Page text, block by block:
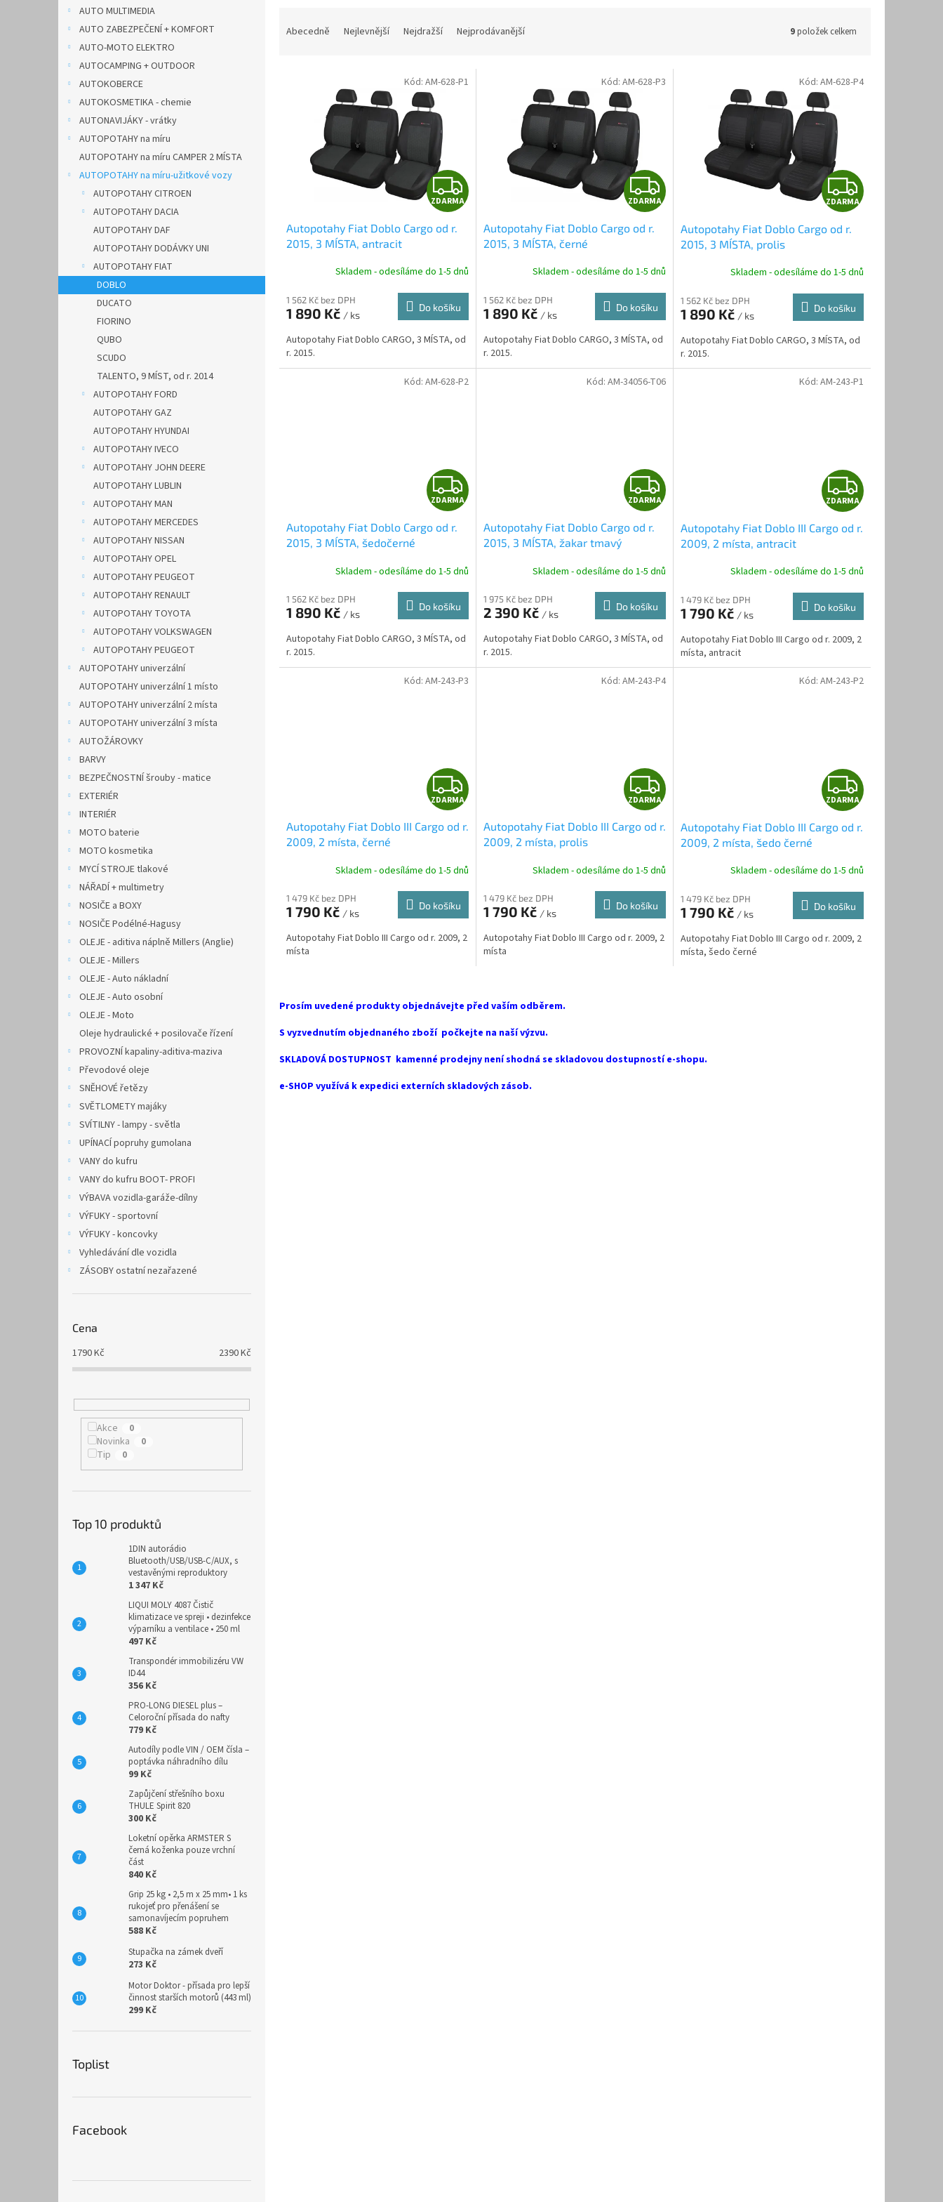
AUTO MULTIMEDIA
AUTO ZABEZPEČENÍ + KOMFORT
AUTO-MOTO ELEKTRO
AUTOCAMPING + OUTDOOR
AUTOKOBERCE
AUTOKOSMETIKA - chemie
AUTONAVIJÁKY - vrátky
AUTOPOTAHY na míru
AUTOPOTAHY na míru CAMPER 2 MÍSTA
AUTOPOTAHY na míru-užitkové vozy
AUTOPOTAHY CITROEN
AUTOPOTAHY DACIA
AUTOPOTAHY DAF
AUTOPOTAHY DODÁVKY UNI
AUTOPOTAHY FIAT
DOBLO
DUCATO
FIORINO
QUBO
SCUDO
TALENTO, 9 MÍST, od r. 2014
AUTOPOTAHY FORD
AUTOPOTAHY GAZ
AUTOPOTAHY HYUNDAI
AUTOPOTAHY IVECO
AUTOPOTAHY JOHN DEERE
AUTOPOTAHY LUBLIN
AUTOPOTAHY MAN
AUTOPOTAHY MERCEDES
AUTOPOTAHY NISSAN
AUTOPOTAHY OPEL
AUTOPOTAHY PEUGEOT
AUTOPOTAHY RENAULT
AUTOPOTAHY TOYOTA
AUTOPOTAHY VOLKSWAGEN
AUTOPOTAHY PEUGEOT
AUTOPOTAHY univerzální
AUTOPOTAHY univerzální 1 místo
AUTOPOTAHY univerzální 2 místa
AUTOPOTAHY univerzální 3 místa
AUTOŽÁROVKY
BARVY
BEZPEČNOSTNÍ šrouby - matice
EXTERIÉR
INTERIÉR
MOTO baterie
MOTO kosmetika
MYCÍ STROJE tlakové
NÁŘADÍ + multimetry
NOSIČE a BOXY
NOSIČE Podélné-Hagusy
OLEJE - aditiva náplně Millers (Anglie)
OLEJE - Millers
OLEJE - Auto nákladní
OLEJE - Auto osobní
OLEJE - Moto
Oleje hydraulické + posilovače řízení
PROVOZNÍ kapaliny-aditiva-maziva
Převodové oleje
SNĚHOVÉ řetězy
SVĚTLOMETY majáky
SVÍTILNY - lampy - světla
UPÍNACÍ popruhy gumolana
VANY do kufru
VANY do kufru BOOT- PROFI
VÝBAVA vozidla-garáže-dílny
VÝFUKY - sportovní
VÝFUKY - koncovky
Vyhledávání dle vozidla
ZÁSOBY ostatní nezařazené
Cena
1790Kč 2390Kč
Akce 0
Novinka 0
Tip 0
Top 10 produktů
1DIN autorádio
Bluetooth/USB/USB-C/AUX, s
vestavěnými reproduktory
1 347 Kč
LIQUI MOLY 4087 Čistič
klimatizace ve spreji • dezinfekce
výparníku a ventilace • 250 ml
497 Kč
Transpondér immobilizéru VW
ID44
356 Kč
PRO-LONG DIESEL plus –
Celoroční přísada do nafty
779 Kč
Autodíly podle VIN / OEM čísla –
poptávka náhradního dílu
99 Kč
Zapůjčení střešního boxu
THULE Spirit 820
300 Kč
Loketní opěrka ARMSTER S
černá koženka pouze vrchní
část
840 Kč
Grip 25 kg • 2,5 m x 25 mm• 1 ks
rukojeť pro přenášení se
samonavíjecím popruhem
588 Kč
Stupačka na zámek dveří
273 Kč
Motor Doktor - přísada pro lepší
činnost starších motorů (443 ml)
299 Kč
Toplist
Facebook
Abecedně Nejlevnější Nejdražší Nejprodávanější 9položek celkem
Z
D
R
M
A
ZDARMA
Autopotahy Fiat Doblo Cargo od r.
2015, 3 MÍSTA, antracit
Skladem - odesíláme do 1-5 dnů
1 562 Kč bez DPH
1 890 Kč / ks
Do košíku
Autopotahy Fiat Doblo CARGO, 3 MÍSTA, od
r. 2015.
Kód: AM-628-P1
Z
D
R
M
A
ZDARMA
Autopotahy Fiat Doblo Cargo od r.
2015, 3 MÍSTA, černé
Skladem - odesíláme do 1-5 dnů
1 562 Kč bez DPH
1 890 Kč / ks
Do košíku
Autopotahy Fiat Doblo CARGO, 3 MÍSTA, od
r. 2015.
Kód: AM-628-P3
Z
D
R
A
ZDARMA
Autopotahy Fiat Doblo Cargo od r.
2015, 3 MÍSTA, prolis
Skladem - odesíláme do 1-5 dnů
1 562 Kč bez DPH
1 890 Kč / ks
Do košíku
Autopotahy Fiat Doblo CARGO, 3 MÍSTA, od
r. 2015.
Kód: AM-628-P4
Z
D
R
M
A
ZDARMA
Autopotahy Fiat Doblo Cargo od r.
2015, 3 MÍSTA, šedočerné
Skladem - odesíláme do 1-5 dnů
1 562 Kč bez DPH
1 890 Kč / ks
Do košíku
Autopotahy Fiat Doblo CARGO, 3 MÍSTA, od
r. 2015.
Kód: AM-628-P2
Z
D
R
M
A
ZDARMA
Autopotahy Fiat Doblo Cargo od r.
2015, 3 MÍSTA, žakar tmavý
Skladem - odesíláme do 1-5 dnů
1 975 Kč bez DPH
2 390 Kč / ks
Do košíku
Autopotahy Fiat Doblo CARGO, 3 MÍSTA, od
r. 2015.
Kód: AM-34056-T06
Z
D
R
A
ZDARMA
Autopotahy Fiat Doblo III Cargo od r.
2009, 2 místa, antracit
Skladem - odesíláme do 1-5 dnů
1 479 Kč bez DPH
1 790 Kč / ks
Do košíku
Autopotahy Fiat Doblo III Cargo od r. 2009, 2
místa, antracit
Kód: AM-243-P1
Z
D
R
M
A
ZDARMA
Autopotahy Fiat Doblo III Cargo od r.
2009, 2 místa, černé
Skladem - odesíláme do 1-5 dnů
1 479 Kč bez DPH
1 790 Kč / ks
Do košíku
Autopotahy Fiat Doblo III Cargo od r. 2009, 2
místa
Kód: AM-243-P3
Z
D
R
M
A
ZDARMA
Autopotahy Fiat Doblo III Cargo od r.
2009, 2 místa, prolis
Skladem - odesíláme do 1-5 dnů
1 479 Kč bez DPH
1 790 Kč / ks
Do košíku
Autopotahy Fiat Doblo III Cargo od r. 2009, 2
místa
Kód: AM-243-P4
Z
D
R
A
ZDARMA
Autopotahy Fiat Doblo III Cargo od r.
2009, 2 místa, šedo černé
Skladem - odesíláme do 1-5 dnů
1 479 Kč bez DPH
1 790 Kč / ks
Do košíku
Autopotahy Fiat Doblo III Cargo od r. 2009, 2
místa, šedo černé
Kód: AM-243-P2
a
c
Prosím uvedené produkty objednávejte před vaším odběrem.
S vyzvednutím objednaného zboží počkejte na naší výzvu.
SKLADOVÁ DOSTUPNOST kamenné prodejny není shodná se skladovou dostupností e-shopu.
e-SHOP využívá k expedici externích skladových zásob.